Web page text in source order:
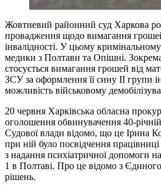
Жовтневий районний суд Харкова
провадження щодо вимагання
інвалідності. У цьому
медики з Полтави та Опішні.
стосується вимагання грошей від
ЗСУ за оформлення її сину II групи
можливість військовому
20 червня Харківська обласна
оголошення обвинувачення 40-річній
Судової влади відомо, що це Ірина
при ній було посвідчення
з надання психіатричної допомоги
1 в Полтаві. Про це відомо з
рішень.